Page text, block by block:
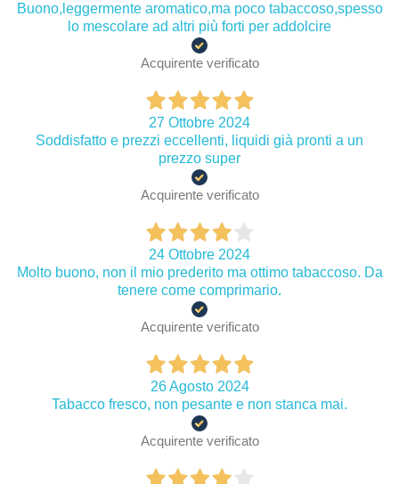
Buono,leggermente aromatico,ma poco tabaccoso,spesso
lo mescolare ad altri più forti per addolcire
Acquirente verificato
27 Ottobre 2024
Soddisfatto e prezzi eccellenti, liquidi già pronti a un
prezzo super
Acquirente verificato
24 Ottobre 2024
Molto buono, non il mio prederito ma ottimo tabaccoso. Da
tenere come comprimario.
Acquirente verificato
26 Agosto 2024
Tabacco fresco, non pesante e non stanca mai.
Acquirente verificato